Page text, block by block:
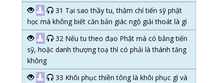
31 Tại sao thầy tu, thậm chí tiến sỹ phật
học mà không biết căn bản giác ngộ giải thoát là gì
32 Nếu tu theo đạo Phật mà có bằng tiến
sỹ, hoặc danh thượng toạ thì có phải là thánh tăng
không
33 Khôi phục thiền tông là khôi phục gì và